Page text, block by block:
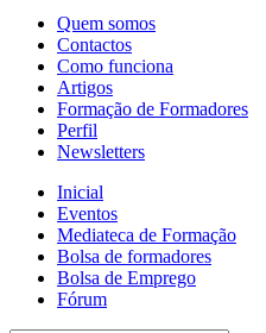
Quem somos
Contactos
Como funciona
Artigos
Formação de Formadores
Perfil
Newsletters
Inicial
Eventos
Mediateca de Formação
Bolsa de formadores
Bolsa de Emprego
Fórum